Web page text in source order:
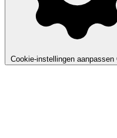
Cookie-instellingen aanpassen